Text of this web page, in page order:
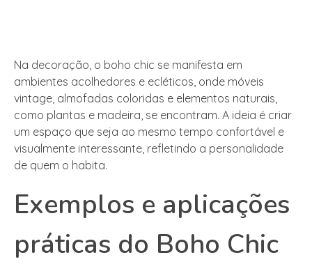
Na decoração, o boho chic se manifesta em
ambientes acolhedores e ecléticos, onde móveis
vintage, almofadas coloridas e elementos naturais,
como plantas e madeira, se encontram. A ideia é criar
um espaço que seja ao mesmo tempo confortável e
visualmente interessante, refletindo a personalidade
de quem o habita.
Exemplos e aplicações
práticas do Boho Chic